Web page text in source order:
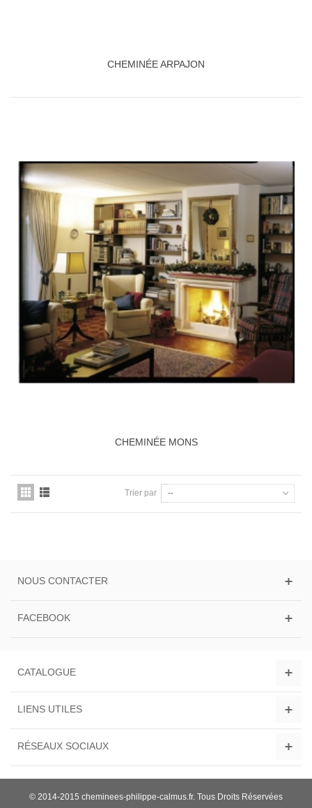
CHEMINÉE ARPAJON
CHEMINÉE MONS
Trier par --
NOUS CONTACTER
FACEBOOK
CATALOGUE
LIENS UTILES
RÉSEAUX SOCIAUX
© 2014-2015 cheminees-philippe-calmus.fr. Tous Droits Réservées